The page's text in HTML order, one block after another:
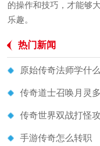
的操作和技巧，才能够
乐趣。
热门新闻
原始传奇法师学什
传奇道士召唤月灵
传奇世界双战打怪
手游传奇怎么转职